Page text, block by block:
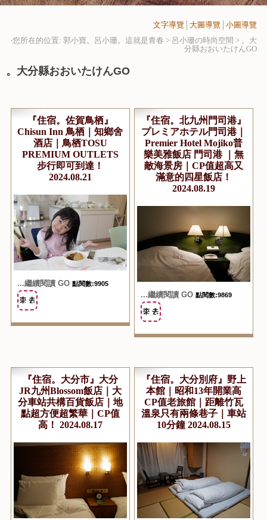
文字導覽│ 大圖導覽│ 小圖導覽
‧您所在的位置: 郭小寶。呂小珊。這就是青春 > 呂小珊の時尚空間 > 。大
分縣おおいたけんGO
。大分縣おおいたけんGO
『住宿。佐賀鳥栖』
Chisun Inn 鳥栖｜知鄉舍
酒店｜鳥栖TOSU
PREMIUM OUTLETS
步行即可到達！
2024.08.21
...繼續閱讀 GO 點閱數:9905
『住宿。北九州門司港』
プレミアホテル門司港｜
Premier Hotel Mojiko普
樂美雅飯店 門司港 ｜無
敵海景房｜CP值超高又
滿意的四星飯店！
2024.08.19
...繼續閱讀 GO 點閱數:9869
『住宿。大分市』大分
JR九州Blossom飯店｜大
分車站共構百貨飯店｜地
點超方便超繁華｜CP值
高！ 2024.08.17
『住宿。大分別府』野上
本館｜昭和13年開業高
CP值老旅館｜距離竹瓦
溫泉只有兩條巷子｜車站
10分鐘 2024.08.15